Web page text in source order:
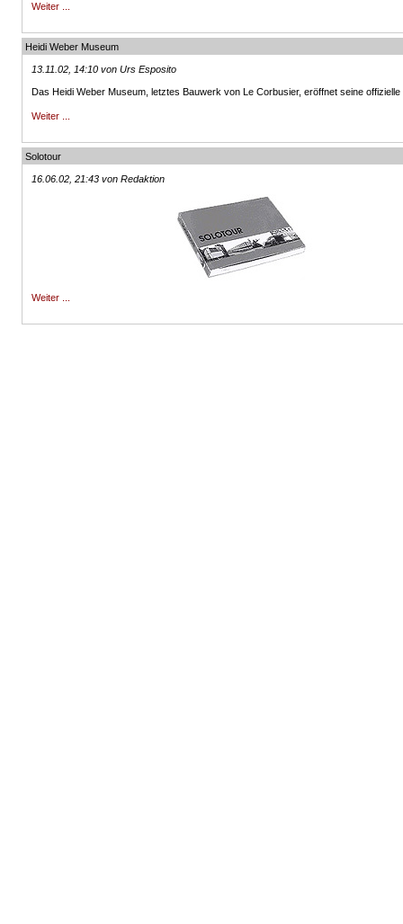
Weiter ...
Heidi Weber Museum
13.11.02, 14:10 von Urs Esposito
Das Heidi Weber Museum, letztes Bauwerk von Le Corbusier, eröffnet seine
Weiter ...
Solotour
16.06.02, 21:43 von Redaktion
Weiter ...